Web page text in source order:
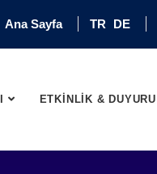
Ana Sayfa TR DE
ETKİNLİK & DUYURU